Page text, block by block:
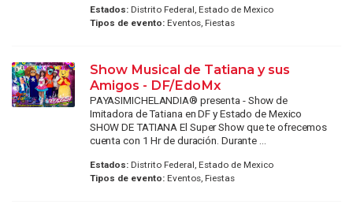
Estados:Distrito Federal, Estado de Mexico
Tipos de evento:Eventos, Fiestas
Show Musical de Tatiana y sus
Amigos - DF/EdoMx
PAYASIMICHELANDIA® presenta - Show de
Imitadora de Tatiana en DF y Estado de Mexico
SHOW DE TATIANA El Super Show que te ofrecemos
cuenta con 1 Hr de duración. Durante ...
Estados:Distrito Federal, Estado de Mexico
Tipos de evento:Eventos, Fiestas